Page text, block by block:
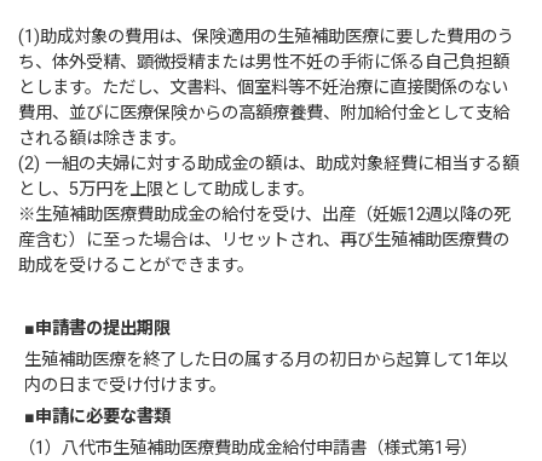
(1)助成対象の費用は、保険適用の生殖補助医療に要した費用のう
ち、体外受精、顕微授精または男性不妊の手術に係る自己負担額
とします。ただし、文書料、個室料等不妊治療に直接関係のない
費用、並びに医療保険からの高額療養費、附加給付金として支給
される額は除きます。
(2) 一組の夫婦に対する助成金の額は、助成対象経費に相当する額
とし、5万円を上限として助成します。
※生殖補助医療費助成金の給付を受け、出産（妊娠12週以降の死
産含む）に至った場合は、リセットされ、再び生殖補助医療費の
助成を受けることができます。
■申請書の提出期限
生殖補助医療を終了した日の属する月の初日から起算して1年以
内の日まで受け付けます。
■申請に必要な書類
（1）八代市生殖補助医療費助成金給付申請書（様式第1号）